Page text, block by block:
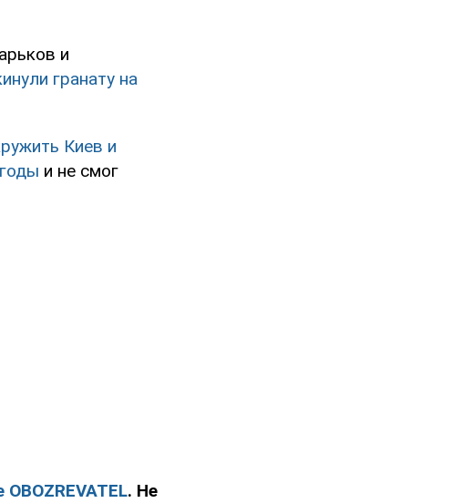
и
гранату на
Киев и
и не смог
. Не